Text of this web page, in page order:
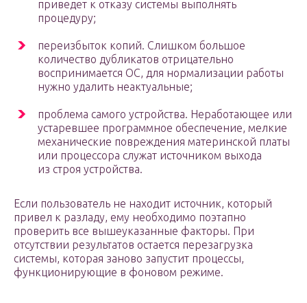
приведет к отказу системы выполнять
процедуру;
переизбыток копий. Слишком большое
количество дубликатов отрицательно
воспринимается ОС, для нормализации работы
нужно удалить неактуальные;
проблема самого устройства. Неработающее или
устаревшее программное обеспечение, мелкие
механические повреждения материнской платы
или процессора служат источником выхода
из строя устройства.
Если пользователь не находит источник, который
привел к разладу, ему необходимо поэтапно
проверить все вышеуказанные факторы. При
отсутствии результатов остается перезагрузка
системы, которая заново запустит процессы,
функционирующие в фоновом режиме.